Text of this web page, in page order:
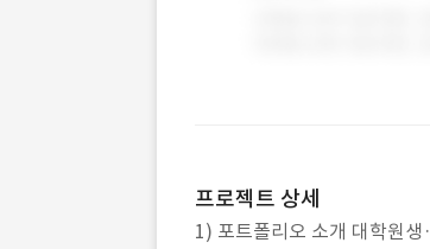
프로젝트 상세
1) 포트폴리오 소개 대학원